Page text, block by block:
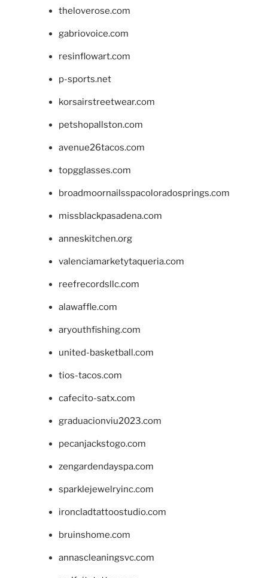
theloverose.com
gabriovoice.com
resinflowart.com
p-sports.net
korsairstreetwear.com
petshopallston.com
avenue26tacos.com
topgglasses.com
broadmoornailsspacoloradosprings.com
missblackpasadena.com
anneskitchen.org
valenciamarketytaqueria.com
reefrecordsllc.com
alawaffle.com
aryouthfishing.com
united-basketball.com
tios-tacos.com
cafecito-satx.com
graduacionviu2023.com
pecanjackstogo.com
zengardendayspa.com
sparklejewelryinc.com
ironcladtattoostudio.com
bruinshome.com
annascleaningsvc.com